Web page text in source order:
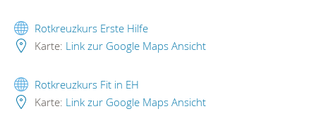
Rotkreuzkurs Erste Hilfe
Karte: Link zur Google Maps Ansicht
Rotkreuzkurs Fit in EH
Karte: Link zur Google Maps Ansicht